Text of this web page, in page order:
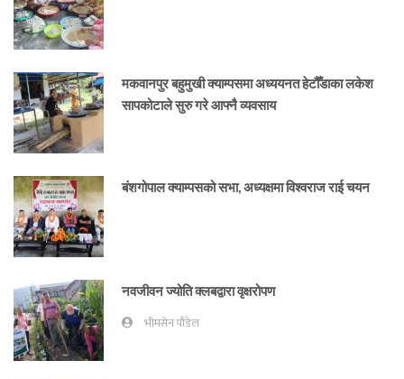
मकवानपुर बहुमुखी क्याम्पसमा अध्ययनत हेटौँडाका लकेश
सापकोटाले सुरु गरे आफ्नै व्यवसाय
बंशगोपाल क्याम्पसको सभा, अध्यक्षमा विश्वराज राई चयन
नवजीवन ज्योति क्लबद्वारा वृक्षरोपण
भीमसेन पौडेल